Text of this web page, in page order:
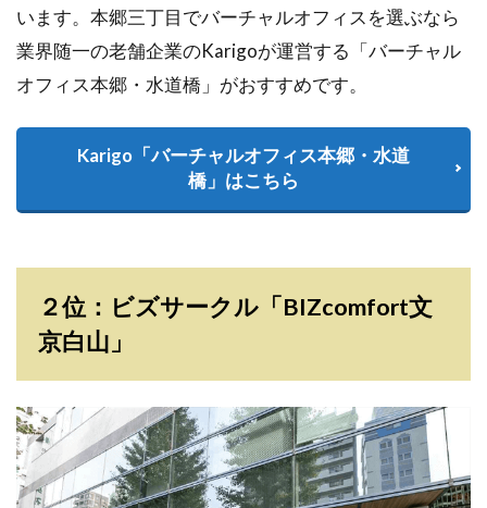
います。本郷三丁目でバーチャルオフィスを選ぶなら
業界随一の老舗企業のKarigoが運営する「バーチャル
オフィス本郷・水道橋」がおすすめです。
Karigo「バーチャルオフィス本郷・水道
橋」はこちら
２位：ビズサークル「BIZcomfort文
京白山」